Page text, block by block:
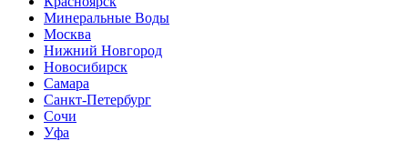
Минеральные Воды
Москва
Нижний Новгород
Новосибирск
Самара
Санкт-Петербург
Сочи
Уфа